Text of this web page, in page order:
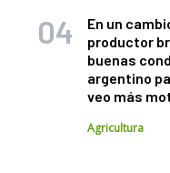
En un
productor
buenas
argentino
veo más
Agricultura